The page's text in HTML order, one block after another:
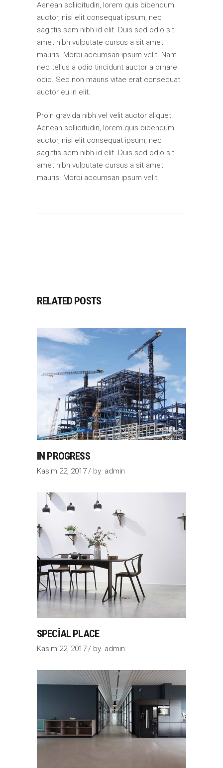
Aenean sollicitudin, lorem quis bibendum
auctor, nisi elit consequat ipsum, nec
sagittis sem nibh id elit. Duis sed odio sit
amet nibh vulputate cursus a sit amet
mauris. Morbi accumsan ipsum velit. Nam
nec tellus a odio tincidunt auctor a ornare
odio. Sed non mauris vitae erat consequat
auctor eu in elit.
Proin gravida nibh vel velit auctor aliquet.
Aenean sollicitudin, lorem quis bibendum
auctor, nisi elit consequat ipsum, nec
sagittis sem nibh id elit. Duis sed odio sit
amet nibh vulputate cursus a sit amet
mauris. Morbi accumsan ipsum velit.
RELATED POSTS
IN PROGRESS
Kasım 22, 2017 by admin
SPECIAL PLACE
Kasım 22, 2017 by admin